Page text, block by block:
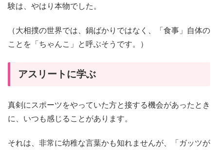
験は、やはり本物でした。
（大相撲の世界では、鍋ばかりではなく、「食事」自体の
ことを「ちゃんこ」と呼ぶそうです。）
アスリートに学ぶ
真剣にスポーツをやっていた方と接する機会があったとき
に、いつも感じることがあります。
それは、非常に幼稚な言葉かも知れませんが、「ガッツが